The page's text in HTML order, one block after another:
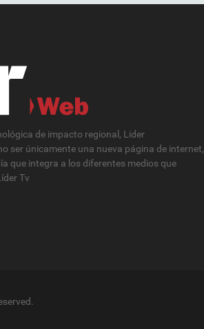
de impacto regional, Lider
ser únicamente una nueva página de internet,
que integra a los diferentes medios que
Tv